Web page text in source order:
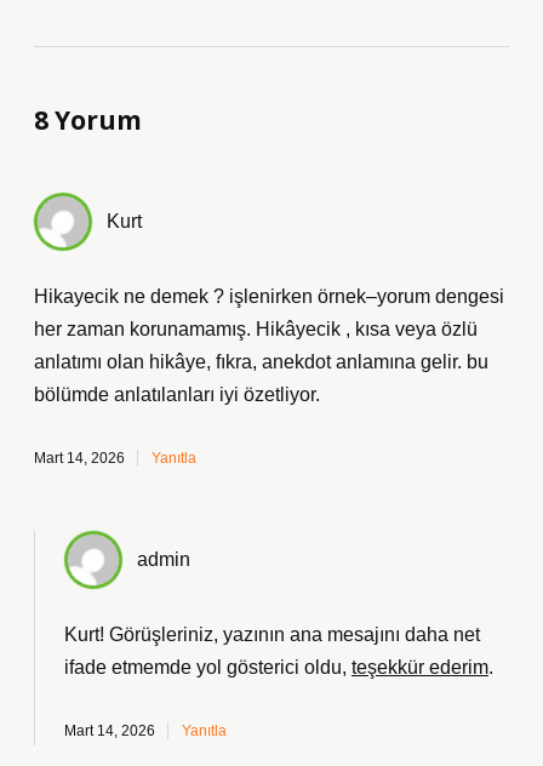
8 Yorum
Kurt
Hikayecik ne demek ? işlenirken örnek–yorum dengesi
her zaman korunamamış. Hikâyecik , kısa veya özlü
anlatımı olan hikâye, fıkra, anekdot anlamına gelir. bu
bölümde anlatılanları iyi özetliyor.
Mart 14, 2026 Yanıtla
admin
Kurt! Görüşleriniz, yazının ana mesajını daha net
ifade etmemde yol gösterici oldu, teşekkür ederim.
Mart 14, 2026 Yanıtla